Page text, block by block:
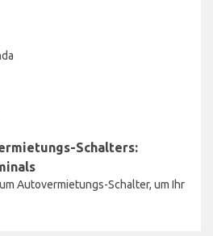
Schalters:
Autovermietungs-Schalter, um Ihr